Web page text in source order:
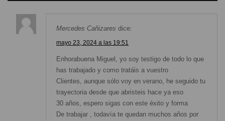
Mercedes Cañizares dice:
mayo 23, 2024 a las 19:51
Enhorabuena Miguel, yo soy testigo de todo lo que
has trabajado y como tratáis a vuestro
Clientes, aunque sólo voy en verano, he seguido tu
trayectoria desde que abristeis hace ya eso
30 años, espero sigas con este éxito y forma
De trabajar , todavía te quedan muchos años por